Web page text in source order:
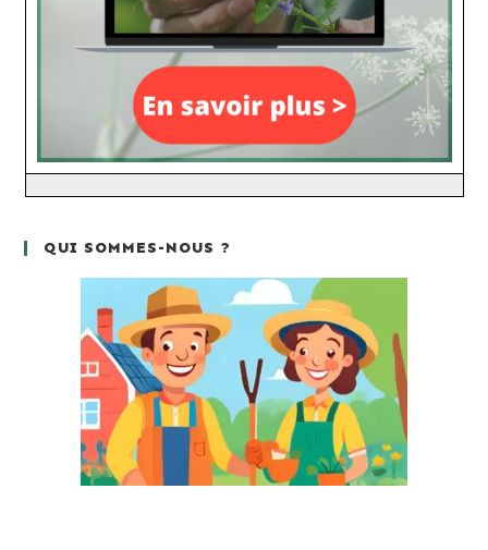
QUI SOMMES-NOUS ?